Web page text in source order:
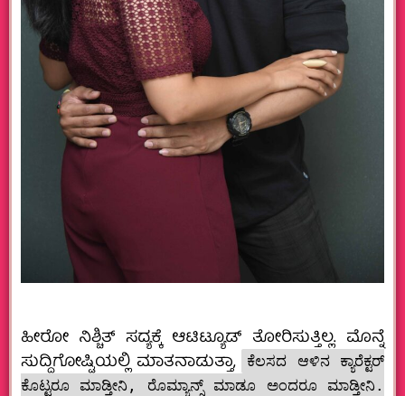
ಹೀರೋ ನಿಶ್ಚಿತ್ ಸದ್ಯಕ್ಕೆ ಆಟಿಟ್ಯೂಡ್ ತೋರಿಸುತ್ತಿಲ್ಲ. ಮೊನ್ನೆ
ಸುದ್ದಿಗೋಷ್ಟಿಯಲ್ಲಿ ಮಾತನಾಡುತ್ತಾ,
ಕೆಲಸದ ಆಳಿನ ಕ್ಯಾರೆಕ್ಟರ್
ಕೊಟ್ಟರೂ ಮಾಡ್ತೀನಿ, ರೊಮ್ಯಾನ್ಸ್ ಮಾಡೂ ಅಂದರೂ ಮಾಡ್ತೀನಿ.